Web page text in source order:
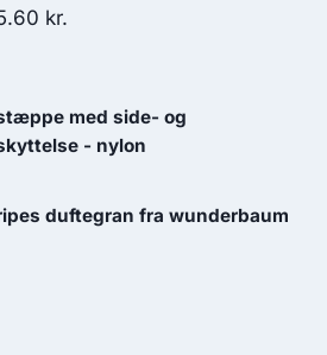
kr..
kr.
er:
75.60 kr..
med side- og
- nylon
duftegran fra wunderbaum